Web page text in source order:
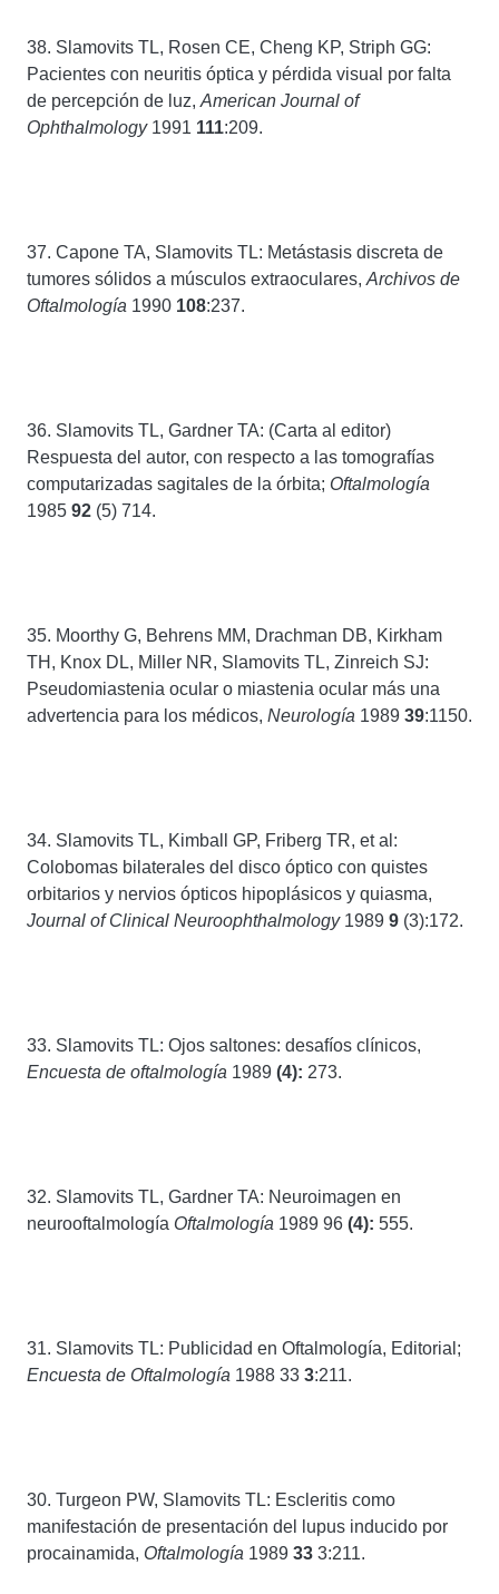
38. Slamovits TL, Rosen CE, Cheng KP, Striph GG:
Pacientes con neuritis óptica y pérdida visual por falta
de percepción de luz, American Journal of
Ophthalmology1991 111:209.
37. Capone TA, Slamovits TL: Metástasis discreta de
tumores sólidos a músculos extraoculares, Archivos de
Oftalmología 1990 108:237.
36. Slamovits TL, Gardner TA: (Carta al editor)
Respuesta del autor, con respecto a las tomografías
computarizadas sagitales de la órbita; Oftalmología
1985 92 (5) 714.
35. Moorthy G, Behrens MM, Drachman DB, Kirkham
TH, Knox DL, Miller NR, Slamovits TL, Zinreich SJ:
Pseudomiastenia ocular o miastenia ocular más una
advertencia para los médicos, Neurología 1989 39:1150.
34. Slamovits TL, Kimball GP, Friberg TR, et al:
Colobomas bilaterales del disco óptico con quistes
orbitarios y nervios ópticos hipoplásicos y quiasma,
Journal of Clinical Neuroophthalmology1989 9 (3):172.
33. Slamovits TL: Ojos saltones: desafíos clínicos,
Encuesta de oftalmología 1989 (4): 273.
32. Slamovits TL, Gardner TA: Neuroimagen en
neurooftalmología Oftalmología 1989 96 (4): 555.
31. Slamovits TL: Publicidad en Oftalmología, Editorial;
Encuesta de Oftalmología 1988 33 3:211.
30. Turgeon PW, Slamovits TL: Escleritis como
manifestación de presentación del lupus inducido por
procainamida, Oftalmología 1989 33 3:211.